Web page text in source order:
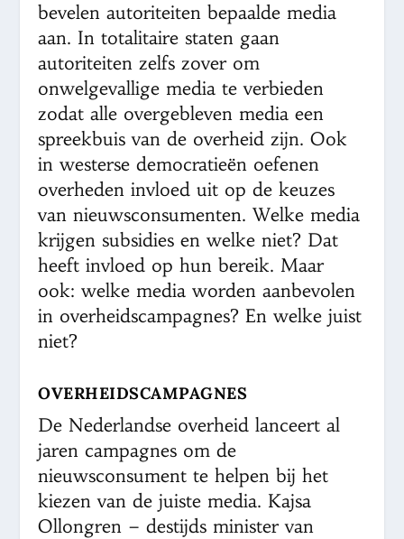
bevelen autoriteiten bepaalde media
aan. In totalitaire staten gaan
autoriteiten zelfs zover om
onwelgevallige media te verbieden
zodat alle overgebleven media een
spreekbuis van de overheid zijn. Ook
in westerse democratieën oefenen
overheden invloed uit op de keuzes
van nieuwsconsumenten. Welke media
krijgen subsidies en welke niet? Dat
heeft invloed op hun bereik. Maar
ook: welke media worden aanbevolen
in overheidscampagnes? En welke juist
niet?
OVERHEIDSCAMPAGNES
De Nederlandse overheid lanceert al
jaren campagnes om de
nieuwsconsument te helpen bij het
kiezen van de juiste media. Kajsa
Ollongren – destijds minister van